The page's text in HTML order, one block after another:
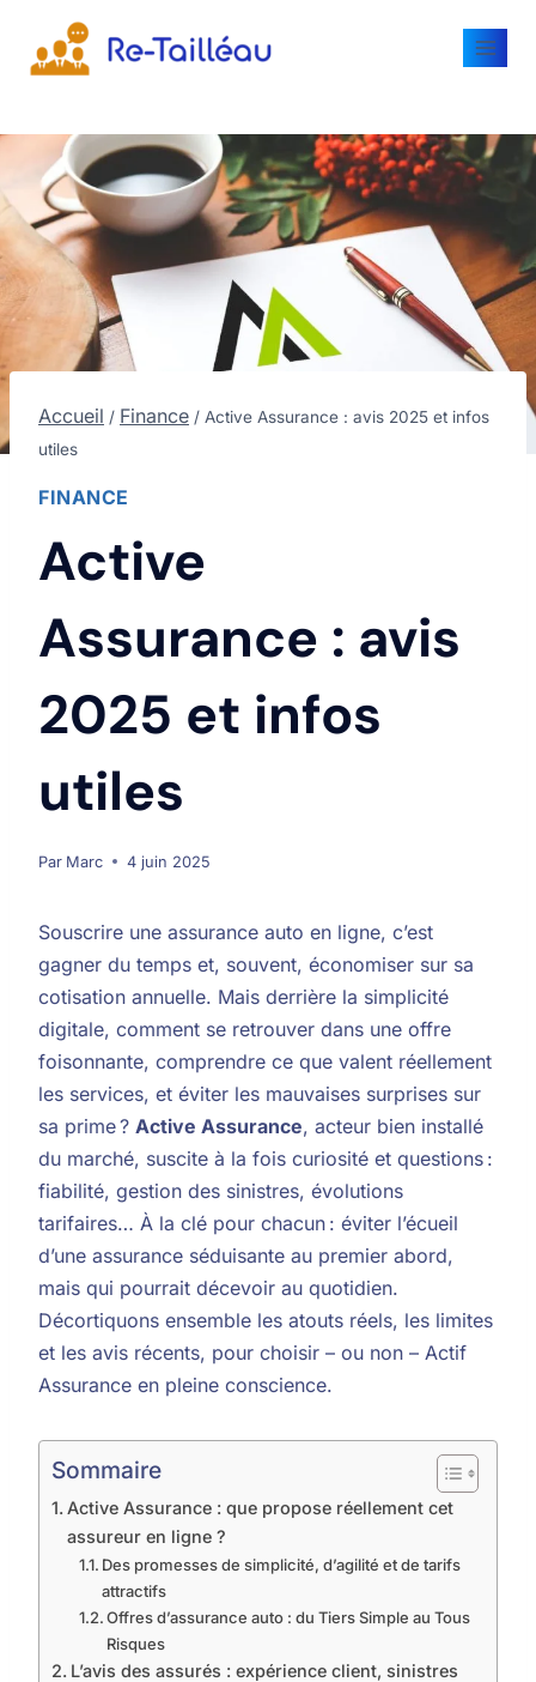
Accueil / Finance / Active Assurance : avis 2025 et infos
utiles
FINANCE
Active
Assurance : avis
2025 et infos
utiles
Par Marc 4 juin 2025
Souscrire une assurance auto en ligne, c’est
gagner du temps et, souvent, économiser sur sa
cotisation annuelle. Mais derrière la simplicité
digitale, comment se retrouver dans une offre
foisonnante, comprendre ce que valent réellement
les services, et éviter les mauvaises surprises sur
sa prime ? Active Assurance, acteur bien installé
du marché, suscite à la fois curiosité et questions :
fiabilité, gestion des sinistres, évolutions
tarifaires… À la clé pour chacun : éviter l’écueil
d’une assurance séduisante au premier abord,
mais qui pourrait décevoir au quotidien.
Décortiquons ensemble les atouts réels, les limites
et les avis récents, pour choisir – ou non – Actif
Assurance en pleine conscience.
Sommaire
Active Assurance : que propose réellement cet
assureur en ligne ?
Des promesses de simplicité, d’agilité et de tarifs
attractifs
Offres d’assurance auto : du Tiers Simple au Tous
Risques
L’avis des assurés : expérience client, sinistres